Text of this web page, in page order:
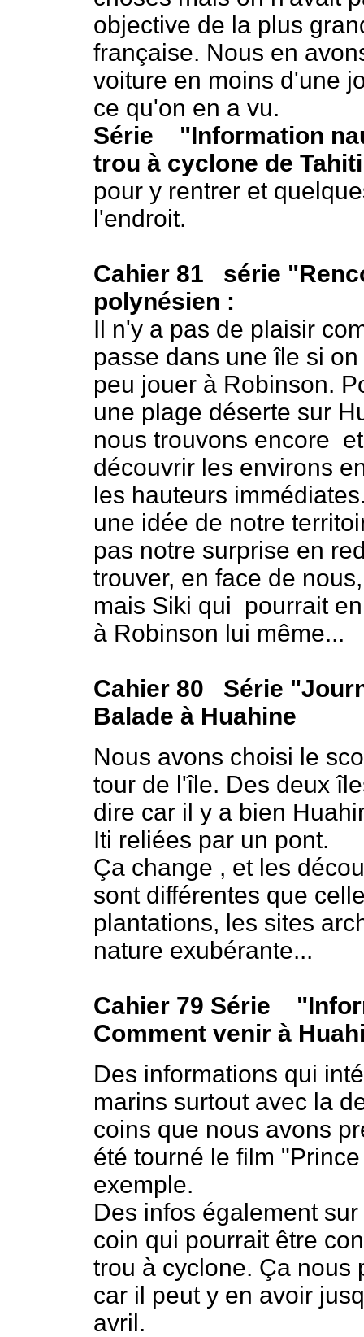
objective de la plus
française. Nous en
voiture en moins d'une
ce qu'on en a vu.
Série "Information
trou à cyclone de
pour y rentrer et
l'endroit.
Cahier 81 série
polynésien :
Il n'y a pas de plaisir
passe dans une île si
peu jouer à Robinson.
une plage déserte sur
nous trouvons encore
découvrir les environs
les hauteurs
une idée de notre
pas notre surprise en
trouver, en face de
mais Siki qui pourrait
à Robinson lui même...
Cahier 80 Série
Balade à Huahine
Nous avons choisi le
tour de l'île. Des deux
dire car il y a bien
Iti reliées par un pont.
Ça change , et les
sont différentes que
plantations, les sites
nature exubérante...
Cahier 79 Série
Comment venir à
Des informations qui
marins surtout avec la
coins que nous avons
été tourné le film
exemple.
Des infos également
coin qui pourrait être
trou à cyclone. Ça nous
car il peut y en avoir
avril.